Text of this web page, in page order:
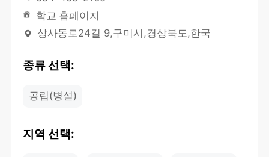
학교 홈페이지
상사동로24길 9,구미시,경상북도,한국
종류 선택:
공립(병설)
지역 선택: